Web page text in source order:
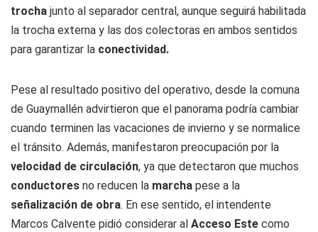
trocha junto al separador central, aunque seguirá habilitada
la trocha externa y las dos colectoras en ambos sentidos
para garantizar la conectividad.
Pese al resultado positivo del operativo, desde la comuna
de Guaymallén advirtieron que el panorama podría cambiar
cuando terminen las vacaciones de invierno y se normalice
el tránsito. Además, manifestaron preocupación por la
velocidad de circulación, ya que detectaron que muchos
conductores no reducen la marcha pese a la
señalización de obra. En ese sentido, el intendente
Marcos Calvente pidió considerar al Acceso Este como